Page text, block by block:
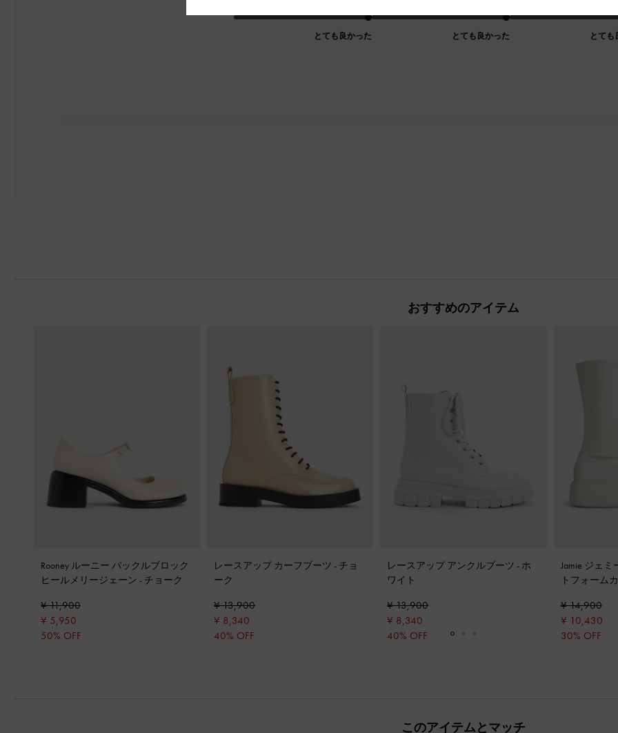
とても良かった とても良かった とても
おすすめのアイテム
Rooney ルーニー バックルブロック
ヒールメリージェーン - チョーク
¥ 11,900
¥ 5,950
50% OFF
レースアップ カーフブーツ - チョ
ーク
¥ 13,900
¥ 8,340
40% OFF
レースアップ アンクルブーツ - ホ
ワイト
¥ 13,900
¥ 8,340
40% OFF
Jamie ジェ
トフォーム
¥ 14,900
¥ 10,430
30% OFF
このアイテムとマッチ